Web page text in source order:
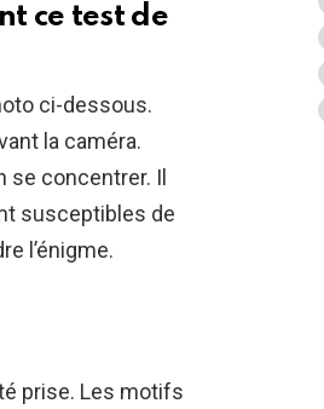
ce test de
ci-dessous.
la caméra.
se concentrer. Il
susceptibles de
l’énigme.
prise. Les motifs